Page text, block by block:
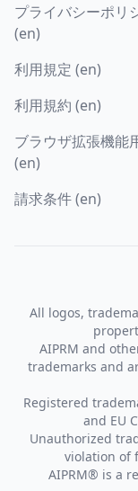
プライバシーポリ
(en)
利用規定 (en)
利用規約 (en)
ブラウザ拡張機能
(en)
請求条件 (en)
All logos,
AIPRM and
trademarks and
Registered
and EU
Unauthorized
violation of
AIPRM® is a